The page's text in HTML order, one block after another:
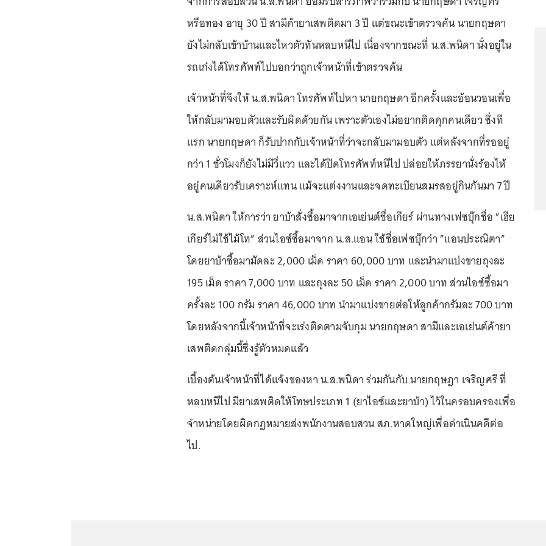
หรือทอง อายุ 30 ปี สามีค้ายาเสพติดมา 3 ปี แต่ขณะเข้าตรวจค้น นายกฤษดา
ยังไม่กลับเข้าบ้านและไหวตัวทันหลบหนีไป เนื่องจากขณะที่ น.ส.พนิดา นั่งอยู่ใน
รถเก๋งได้โทรศัพท์ไปบอกว่าถูกเจ้าหน้าที่เข้าตรวจค้น
เจ้าหน้าที่จึงให้ น.ส.พนิดา โทรศัพท์ไปหา นายกฤษดา อีกครั้งและอ้อนวอนเพื่อ
ให้กลับมามอบตัวและรับผิดด้วยกัน เพราะตัวเองไม่อยากติดคุกคนเดียว ซึ่งที
แรก นายกฤษดา ก็รับปากกับเจ้าหน้าที่ว่าจะกลับมามอบตัว แต่หลังจากที่รออยู่
กว่า 1 ชั่วโมงก็ยังไม่มีวี่แวว และได้ปิดโทรศัพท์หนีไป ปล่อยให้ภรรยานั่งร้องไห้
อยู่คนเดียวรับเคราะห์แทน แม้จะแต่งงานและจดทะเบียนสมรสอยู่กินกันมา 7 ปี
น.ส.พนิดา ให้การว่า ยาบ้าสั่งซื้อมาจากเอเย่นต์ชื่อเกียร์ ผ่านทางเฟซบุ๊กชื่อ ”เฮีย
เกียร์ไม่ใช้ไม้โท” ส่วนไอซ์ซื้อมาจาก น.ส.แอน ใช้ชื่อเฟซบุ๊กว่า ”แอนประณิตา”
โดยยาบ้าซื้อมามัดละ 2,000 เม็ด ราคา 60,000 บาท และนำมาแบ่งขายถุงละ
195 เม็ด ราคา 7,000 บาท และถุงละ 50 เม็ด ราคา 2,000 บาท ส่วนไอซ์ซื้อมา
ครั้งละ 100 กรัม ราคา 46,000 บาท นำมาแบ่งขายต่อให้ลูกค้ากรัมละ 700 บาท
โดยหลังจากนี้เจ้าหน้าที่จะเร่งติดตามจับกุม นายกฤษดา สามีและเอเย่นต์ค้ายา
เสพติดกลุ่มนี้ซึ่งรู้ตัวหมดแล้ว
เบื้องต้นเจ้าหน้าที่ได้แจ้งของหา น.ส.พนิดา ร่วมกันกับ นายกฤษฎา เจริญศรี ที่
หลบหนีไป มียาเสพติดให้โทษประเภท 1 (ยาไอซ์และยาบ้า) ไว้ในครอบครองเพื่อ
จำหน่ายโดยผิดกฎหมายส่งพนักงานสอบสวน สภ.หาดใหญ่เพื่อดำเนินคดีต่อ
ไป.